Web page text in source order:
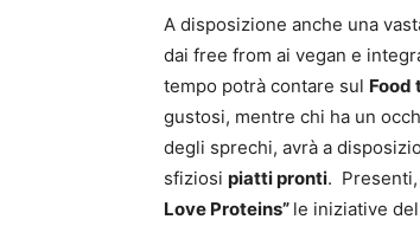
A disposizione anche una
dai free from ai vegan e
tempo potrà contare sul Food
gustosi, mentre chi ha un
degli sprechi, avrà a
sfiziosi piatti pronti.
Love Proteins” le iniziative del